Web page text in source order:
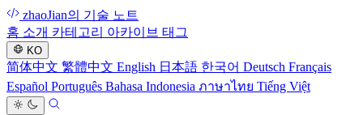
zhaoJian의 기술 노트
홈 소개 카테고리 아카이브 태그
KO
简体中文 繁體中文 English 日本語 한국어 Deutsch Français
Español Português Bahasa Indonesia ภาษาไทย Tiếng Việt